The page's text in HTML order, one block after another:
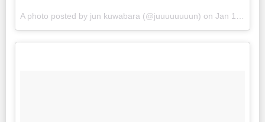
A photo posted by jun kuwabara (@juuuuuuuun) on Jan 16, 2016 at 4:12am PST